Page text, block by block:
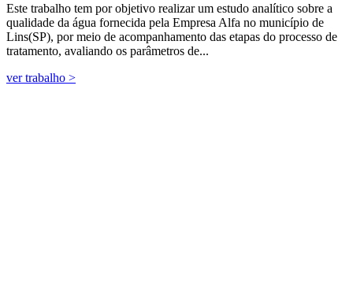
Este trabalho tem por objetivo realizar um estudo analítico sobre a
qualidade da água fornecida pela Empresa Alfa no município de
Lins(SP), por meio de acompanhamento das etapas do processo de
tratamento, avaliando os parâmetros de...
ver trabalho >